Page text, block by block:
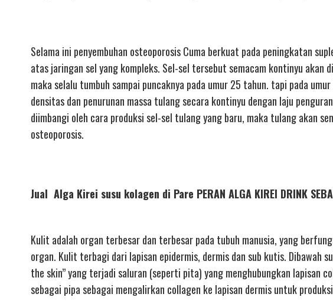
Selama ini penyembuhan osteoporosis Cuma berkuat pada peningkatan
atas jaringan sel yang kompleks. Sel-sel tersebut semacam kontinyu akan
maka selalu tumbuh sampai puncaknya pada umur 25 tahun. tapi pada
densitas dan penurunan massa tulang secara kontinyu dengan laju
diimbangi oleh cara produksi sel-sel tulang yang baru, maka tulang akan
osteoporosis.
Jual Alga Kirei susu kolagen di Pare PERAN ALGA KIREI DRINK
Kulit adalah organ terbesar dan terbesar pada tubuh manusia, yang
organ. Kulit terbagi dari lapisan epidermis, dermis dan sub kutis. Dibawah
the skin” yang terjadi saluran (seperti pita) yang menghubungkan lapisan
sebagai pipa sebagai mengalirkan collagen ke lapisan dermis untuk